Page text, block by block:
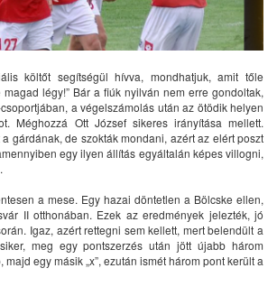
költőt segítségül hívva, mondhatjuk, amit tőle
magad légy!” Bár a fiúk nyilván nem erre gondoltak,
a végelszámolás után az ötödik helyen
Méghozzá Ott József sikeres irányítása mellett.
gárdának, de szokták mondani, azért az elért poszt
egy ilyen állítás egyáltalán képes villogni,
a mese. Egy hazai döntetlen a Bölcske ellen,
II otthonában. Ezek az eredmények jelezték, jó
Igaz, azért rettegni sem kellett, mert belendült a
meg egy pontszerzés után jött újabb három
egy másik „x”, ezután ismét három pont került a